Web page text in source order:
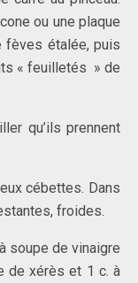
ou une plaque
fèves étalée, puis
« feuilletés » de
qu’ils prennent
cébettes. Dans
froides.
soupe de vinaigre
de xérès et 1 c. à